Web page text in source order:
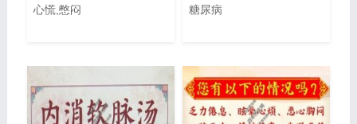
心慌,憋闷
糖尿病